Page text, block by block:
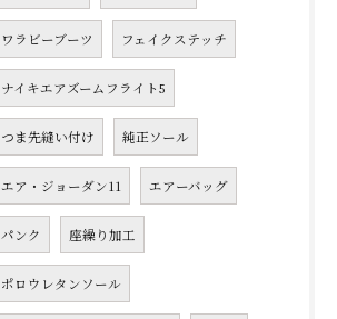
ワラビーブーツ フェイクステッチ
ナイキエアズームフライト5
つま先縫い付け 純正ソール
エア・ジョーダン11 エアーバッグ
パンク 座繰り加工
ポロウレタンソール